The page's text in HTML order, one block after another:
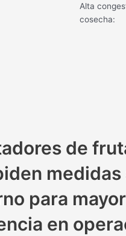
Alta
cosecha:
de
medidas
para
en